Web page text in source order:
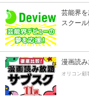
芸能界
スクー
漫画読み
オリコン顧